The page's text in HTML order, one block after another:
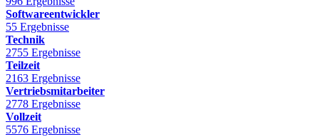
Softwareentwickler
55 Ergebnisse
Technik
2755 Ergebnisse
Teilzeit
2163 Ergebnisse
Vertriebsmitarbeiter
2778 Ergebnisse
Vollzeit
5576 Ergebnisse